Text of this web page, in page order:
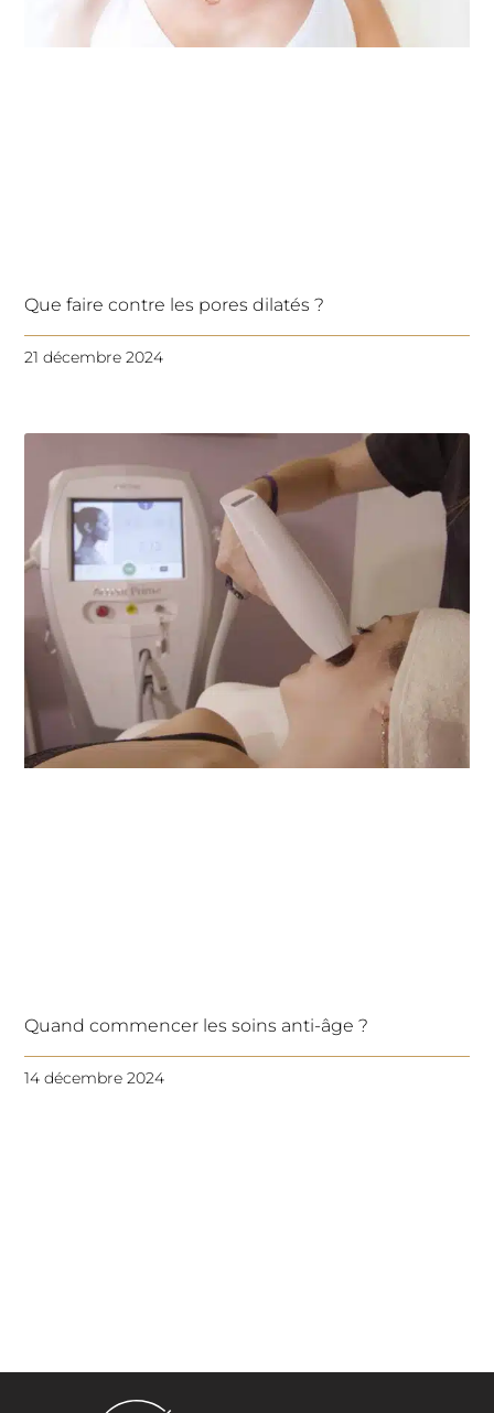
Que faire contre les pores dilatés ?
21 décembre 2024
Quand commencer les soins anti-âge ?
14 décembre 2024